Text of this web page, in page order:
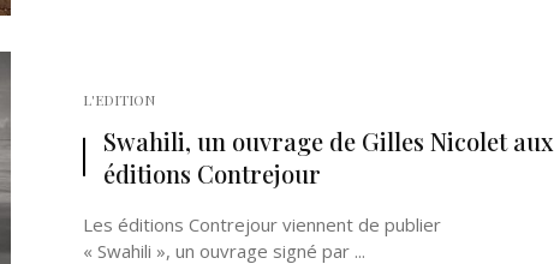
L'EDITION
Swahili, un ouvrage de Gilles Nicolet aux
éditions Contrejour
Les éditions Contrejour viennent de publier
« Swahili », un ouvrage signé par ...